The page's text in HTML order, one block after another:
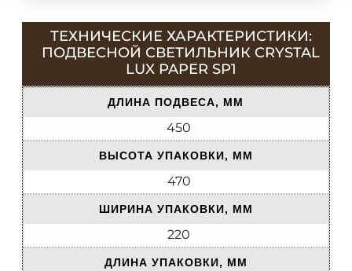
ТЕХНИЧЕСКИЕ ХАРАКТЕРИСТИКИ:
ПОДВЕСНОЙ СВЕТИЛЬНИК CRYSTAL
LUX PAPER SP1
ДЛИНА ПОДВЕСА, ММ
450
ВЫСОТА УПАКОВКИ, ММ
470
ШИРИНА УПАКОВКИ, ММ
220
ДЛИНА УПАКОВКИ, ММ